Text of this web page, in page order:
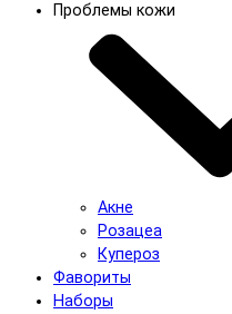
Проблемы кожи
Акне
Розацеа
Купероз
Фавориты
Наборы